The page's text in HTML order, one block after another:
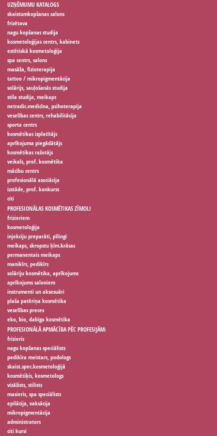
UZŅĒMUMU KATALOGS
skaistumkopšanas salons
frizētava
nagu kopšanas studija
kosmetoloģijas centrs, kabinets
estētiskā kosmetoloģija
spa centrs, salons
masāža, fizioterapija
tattoo / mikropigmentācija
solārijs, sauļošanās studija
stila studija, meikaps
netradic.medicīna, psihoterapija
veselības centrs, rehabilitācija
sporta centrs
kosmētikas izplatītājs
aprīkojuma piegādātājs
kosmētikas ražotājs
veikals, prof. kosmētika
mācību centrs
profesionālā asociācija
izstāde, prof. konkurss
citi
PROFESIONĀLAS KOSMĒTIKAS ZĪMOLI
frizieriem
kosmetoloģija
injekciju preparāti, pīlingi
meikaps, skropstu ķīm.krāsas
permanentais meikaps
manikīrs, pedikīrs
solāriju kosmētika, aprīkojums
aprīkojums saloniem
instrumenti un aksesuāri
plaša patēriņa kosmētika
veselības preces
eko, bio, dabīga kosmētika
PROFESIONĀLĀ APMĀCĪBA PĒC PROFESIJĀM:
frizieris
nagu kopšanas speciālists
pedikīra meistars, podologs
skaist.spec.kosmetoloģijā
kosmētiķis, kosmetologs
vizāžists, stilists
masieris, spa speciālists
epilācija, vaksācija
mikropigmentācija
administrators
citi kursi